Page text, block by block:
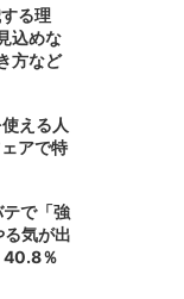
る理
込めな
方など
える人
アで特
で「強
気が出
40.8％